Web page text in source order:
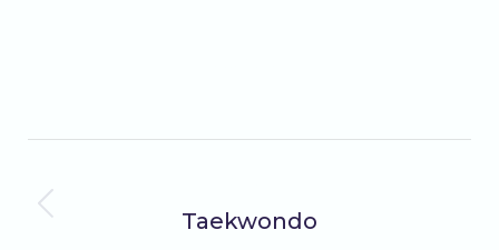
Album
Taekwondo